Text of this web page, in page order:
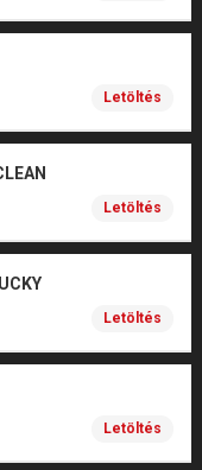
Letöltés
Letöltés
Letöltés
Letöltés